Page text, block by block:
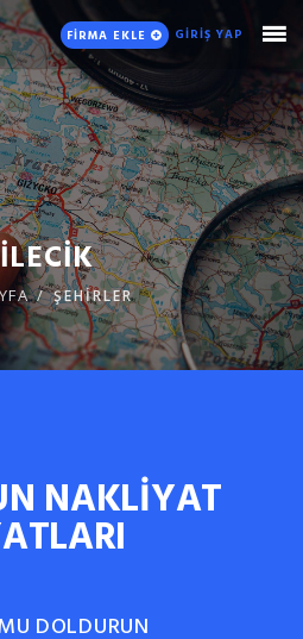
FİRMA EKLE GİRİŞ YAP
ŞEHİRLER
NAKLİYAT
DOLDURUN